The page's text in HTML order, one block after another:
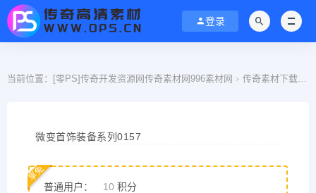
登录
当前位置： [零PS]传奇开发资源网传奇素材网996素材网 > 传奇素材下载
微变首饰装备系列0157
普通用户： 10 积分
享免